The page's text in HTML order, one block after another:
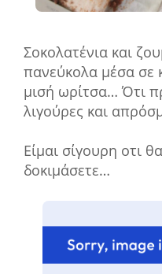
Σοκολατένια και
πανεύκολα μέσα σε
μισή ωρίτσα… Ότι
λιγούρες και
Είμαι σίγουρη οτι
δοκιμάσετε…